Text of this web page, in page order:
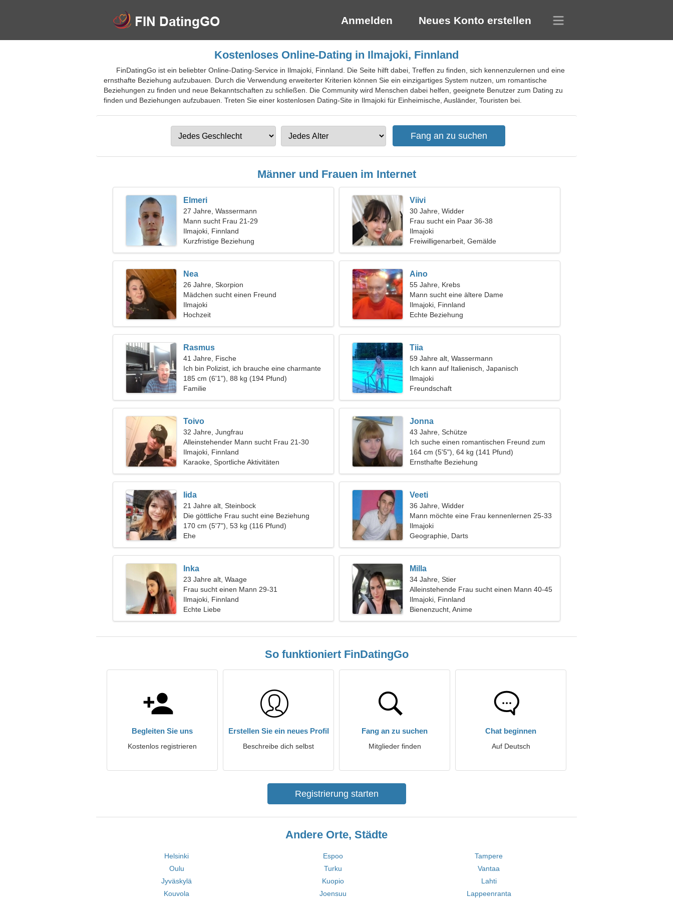
Anmelden Neues Konto erstellen
Kostenloses Online-Dating in Ilmajoki, Finnland
FinDatingGo ist ein beliebter Online-Dating-Service in Ilmajoki, Finnland. Die Seite hilft dabei, Treffen zu finden, sich kennenzulernen und eine
ernsthafte Beziehung aufzubauen. Durch die Verwendung erweiterter Kriterien können Sie ein einzigartiges System nutzen, um romantische
Beziehungen zu finden und neue Bekanntschaften zu schließen. Die Community wird Menschen dabei helfen, geeignete Benutzer zum Dating zu
finden und Beziehungen aufzubauen. Treten Sie einer kostenlosen Dating-Site in Ilmajoki für Einheimische, Ausländer, Touristen bei.
Männer und Frauen im Internet
Elmeri
27 Jahre, Wassermann
Mann sucht Frau 21-29
Ilmajoki, Finnland
Kurzfristige Beziehung
Viivi
30 Jahre, Widder
Frau sucht ein Paar 36-38
Ilmajoki
Freiwilligenarbeit, Gemälde
Nea
26 Jahre, Skorpion
Mädchen sucht einen Freund
Ilmajoki
Hochzeit
Aino
55 Jahre, Krebs
Mann sucht eine ältere Dame
Ilmajoki, Finnland
Echte Beziehung
Rasmus
41 Jahre, Fische
Ich bin Polizist, ich brauche eine charmante
Frau
185 cm (6'1"), 88 kg (194 Pfund)
Familie
Tiia
59 Jahre alt, Wassermann
Ich kann auf Italienisch, Japanisch
kommunizieren
Ilmajoki
Freundschaft
Toivo
32 Jahre, Jungfrau
Alleinstehender Mann sucht Frau 21-30
Ilmajoki, Finnland
Karaoke, Sportliche Aktivitäten
Jonna
43 Jahre, Schütze
Ich suche einen romantischen Freund zum
Tanzen
164 cm (5'5"), 64 kg (141 Pfund)
Ernsthafte Beziehung
Iida
21 Jahre alt, Steinbock
Die göttliche Frau sucht eine Beziehung
170 cm (5'7"), 53 kg (116 Pfund)
Ehe
Veeti
36 Jahre, Widder
Mann möchte eine Frau kennenlernen 25-33
Ilmajoki
Geographie, Darts
Inka
23 Jahre alt, Waage
Frau sucht einen Mann 29-31
Ilmajoki, Finnland
Echte Liebe
Milla
34 Jahre, Stier
Alleinstehende Frau sucht einen Mann 40-45
Ilmajoki, Finnland
Bienenzucht, Anime
So funktioniert FinDatingGo
Begleiten Sie uns
Kostenlos registrieren
Erstellen Sie ein neues Profil
Beschreibe dich selbst
Fang an zu suchen
Mitglieder finden
Chat beginnen
Auf Deutsch
Registrierung starten
Andere Orte, Städte
Helsinki Espoo
Tampere
Oulu
Turku
Vantaa
Jyväskylä
Kuopio
Lahti
Kouvola
Joensuu Lappeenranta